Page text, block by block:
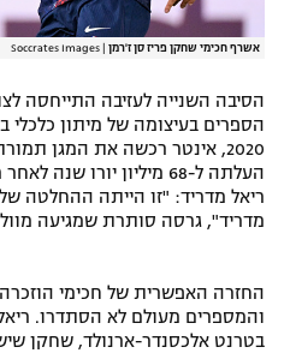
אשרף חכימי שחקן פריז סן ז'רמן Soccrates Images
הסיבה השנייה לעזיבה התייחסה
הספרים בעיצומה של מיתון כלכלי
העלתה ל-68 מיליון יורו
ריאל מדריד: "זו הייתה ההחלטה
מדריד", גרסה סותרת שמגיעה
החזרה האפשרית של חכימי
והמספרים מעולם לא הסתדרו.
בטרנט אלכסנדר-ארנולד, שחקן